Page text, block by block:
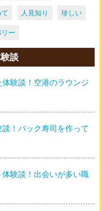
人見知り 珍しい
ー
談
験談！空港のラウンジ
！パック寿司を作って
験談！出会いが多い職